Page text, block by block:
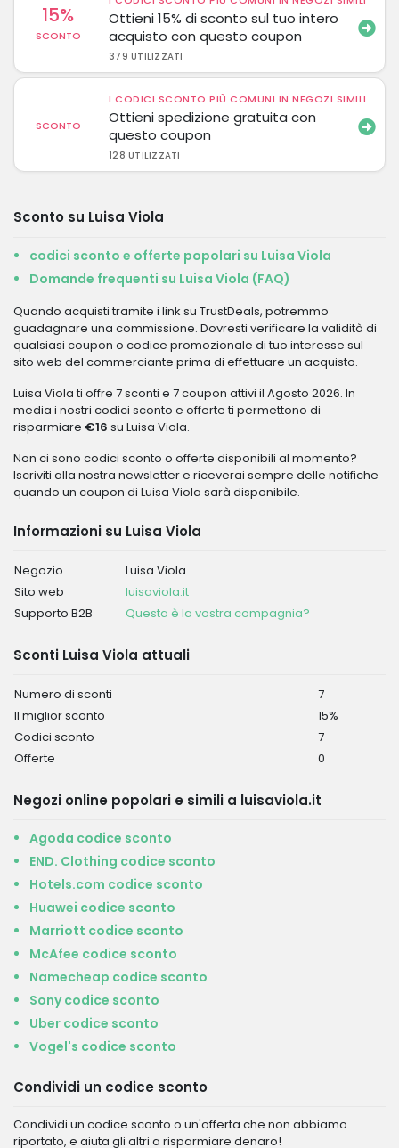
15%
SCONTO
Ottieni 15% di sconto sul tuo intero
acquisto con questo coupon
379 UTILIZZATI
SCONTO
I CODICI SCONTO PIÙ COMUNI IN NEGOZI SIMILI
Ottieni spedizione gratuita con
questo coupon
128 UTILIZZATI
Sconto su Luisa Viola
codici sconto e offerte popolari su Luisa Viola
Domande frequenti su Luisa Viola (FAQ)
Quando acquisti tramite i link su TrustDeals, potremmo
guadagnare una commissione. Dovresti verificare la validità di
qualsiasi coupon o codice promozionale di tuo interesse sul
sito web del commerciante prima di effettuare un acquisto.
Luisa Viola ti offre 7 sconti e 7 coupon attivi il Agosto 2026. In
media i nostri codici sconto e offerte ti permettono di
risparmiare €16 su Luisa Viola.
Non ci sono codici sconto o offerte disponibili al momento?
Iscriviti alla nostra newsletter e riceverai sempre delle notifiche
quando un coupon di Luisa Viola sarà disponibile.
Informazioni su Luisa Viola
Negozio
Luisa Viola
Sito web
luisaviola.it
Supporto B2B
Questa è la vostra compagnia?
Sconti Luisa Viola attuali
Numero di sconti
7
Il miglior sconto
15%
Codici sconto
7
Offerte
0
Negozi online popolari e simili a luisaviola.it
Agoda codice sconto
END. Clothing codice sconto
Hotels.com codice sconto
Huawei codice sconto
Marriott codice sconto
McAfee codice sconto
Namecheap codice sconto
Sony codice sconto
Uber codice sconto
Vogel's codice sconto
Condividi un codice sconto
Condividi un codice sconto o un'offerta che non abbiamo
riportato, e aiuta gli altri a risparmiare denaro!